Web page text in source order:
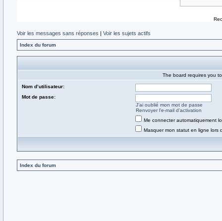
Voir les messages sans réponses | Voir les sujets actifs
Index du forum
The board requires you
Nom d’utilisateur:
Mot de passe:
J’ai oublié mon mot de passe
Renvoyer l’e-mail d’activation
Me connecter automatiquement
Masquer mon statut en ligne lors
Index du forum